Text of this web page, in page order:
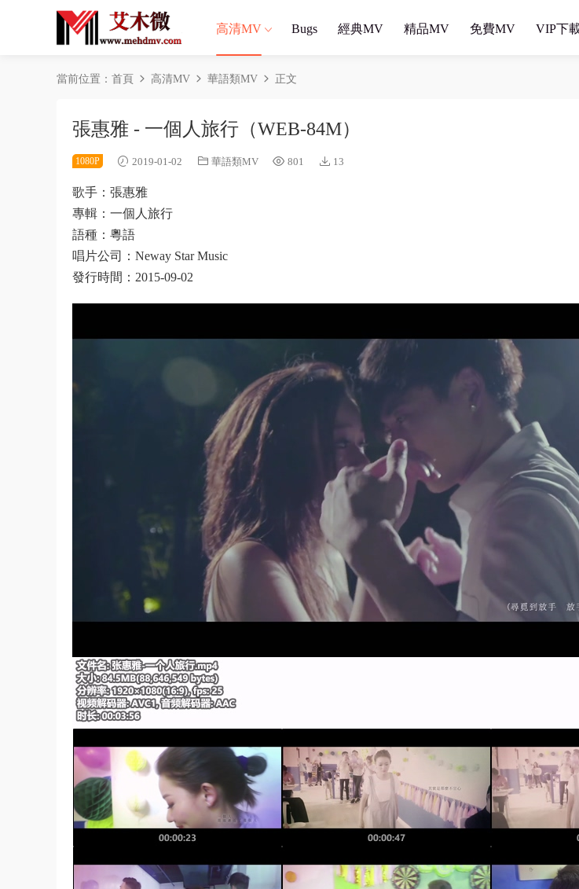
高清MV Bugs 經典MV 精品MV 免費MV VIP下
當前位置： 首頁 高清MV 華語類MV 正文
張惠雅 - 一個人旅行（WEB-84M）
1080P 2019-01-02 華語類MV 801 13
歌手：張惠雅
專輯：一個人旅行
語種：粵語
唱片公司：Neway Star Music
發行時間：2015-09-02